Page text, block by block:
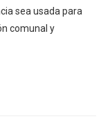
sea usada para
comunal y